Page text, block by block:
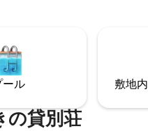
ール 敷地
の貸別荘